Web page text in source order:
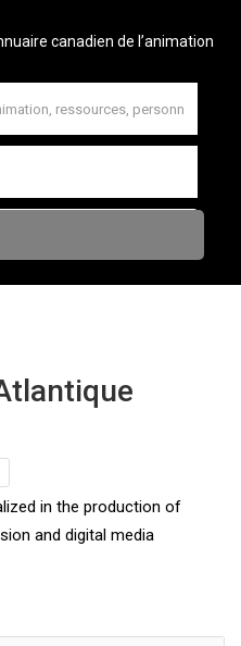
canadien de l’animation
in the production of
and digital media